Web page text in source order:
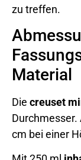
zu treffen.
Material
Die creuset
cm bei einer